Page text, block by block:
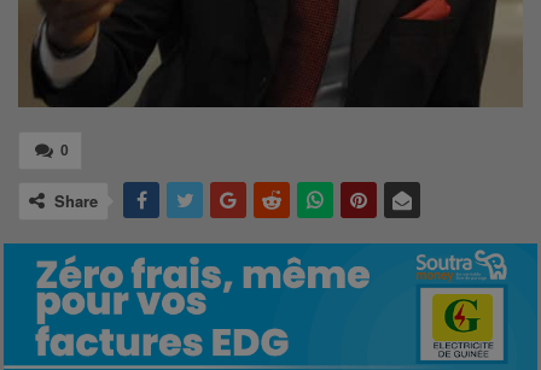
0
Share